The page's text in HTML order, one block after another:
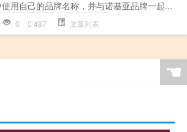
用自己的品牌名称，并与诺基亚品牌一起...
0 487 文章列表
☚